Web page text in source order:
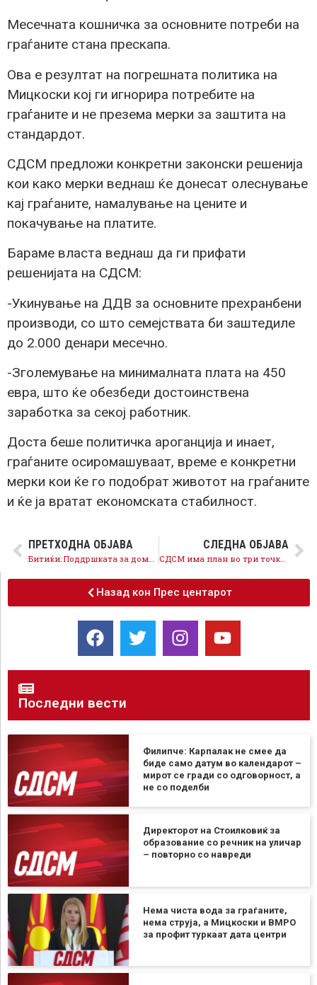
Месечната кошничка за основните потреби на
граѓаните стана прескапа.
Ова е резултат на погрешната политика на
Мицкоски кој ги игнорира потребите на
граѓаните и не презема мерки за заштита на
стандардот.
СДСМ предложи конкретни законски решенија
кои како мерки веднаш ќе донесат олеснување
кај граѓаните, намалување на цените и
покачување на платите.
Бараме власта веднаш да ги прифати
решенијата на СДСМ:
-Укинување на ДДВ за основните прехранбени
производи, со што семејствата би заштедиле
до 2.000 денари месечно.
-Зголемување на минималната плата на 450
евра, што ќе обезбеди достоинствена
заработка за секој работник.
Доста беше политичка ароганција и инает,
граѓаните осиромашуваат, време е конкретни
мерки кои ќе го подобрат животот на граѓаните
и ќе ја вратат економската стабилност.
ПРЕТХОДНА ОБЈАВА СЛЕДНА ОБЈАВА
СДСМ има план во три точки за да се реши кризата во Скопје
Назад кон Прес центарот
Последни вести
Филипче: Карпалак не смее да
биде само датум во календарот –
мирот се гради со одговорност, а
не со поделби
Директорот на Стоилковиќ за
образование со речник на уличар
– повторно со навреди
Нема чиста вода за граѓаните,
нема струја, а Мицкоски и ВМРО
за профит туркаат дата центри